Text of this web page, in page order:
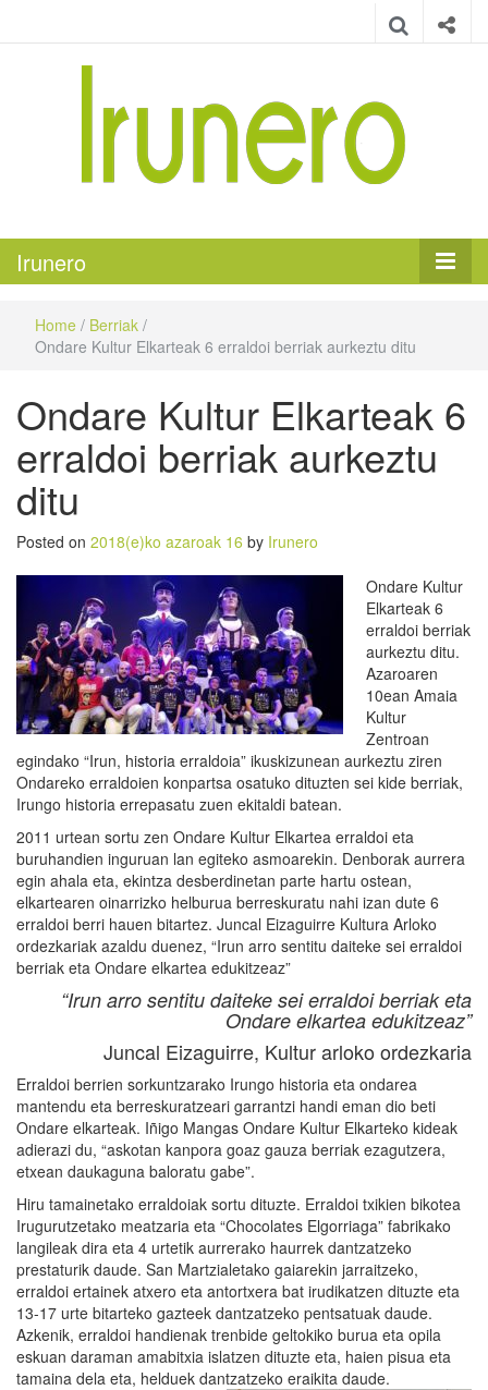
Irunero
Home / Berriak /
Ondare Kultur Elkarteak 6 erraldoi berriak aurkeztu ditu
Ondare Kultur Elkarteak 6
erraldoi berriak aurkeztu
ditu
Posted on 2018(e)ko azaroak 16 by Irunero
Ondare Kultur
Elkarteak 6
erraldoi berriak
aurkeztu ditu.
Azaroaren
10ean Amaia
Kultur
Zentroan
egindako “Irun, historia erraldoia” ikuskizunean aurkeztu ziren
Ondareko erraldoien konpartsa osatuko dituzten sei kide berriak,
Irungo historia errepasatu zuen ekitaldi batean.
2011 urtean sortu zen Ondare Kultur Elkartea erraldoi eta
buruhandien inguruan lan egiteko asmoarekin. Denborak aurrera
egin ahala eta, ekintza desberdinetan parte hartu ostean,
elkartearen oinarrizko helburua berreskuratu nahi izan dute 6
erraldoi berri hauen bitartez. Juncal Eizaguirre Kultura Arloko
ordezkariak azaldu duenez, “Irun arro sentitu daiteke sei erraldoi
berriak eta Ondare elkartea edukitzeaz”
“Irun arro sentitu daiteke sei erraldoi berriak eta
Ondare elkartea edukitzeaz”
Juncal Eizaguirre, Kultur arloko ordezkaria
Erraldoi berrien sorkuntzarako Irungo historia eta ondarea
mantendu eta berreskuratzeari garrantzi handi eman dio beti
Ondare elkarteak. Iñigo Mangas Ondare Kultur Elkarteko kideak
adierazi du, “askotan kanpora goaz gauza berriak ezagutzera,
etxean daukaguna baloratu gabe”.
Hiru tamainetako erraldoiak sortu dituzte. Erraldoi txikien bikotea
Irugurutzetako meatzaria eta “Chocolates Elgorriaga” fabrikako
langileak dira eta 4 urtetik aurrerako haurrek dantzatzeko
prestaturik daude. San Martzialetako gaiarekin jarraitzeko,
erraldoi ertainek atxero eta antortxera bat irudikatzen dituzte eta
13-17 urte bitarteko gazteek dantzatzeko pentsatuak daude.
Azkenik, erraldoi handienak trenbide geltokiko burua eta opila
eskuan daraman amabitxia islatzen dituzte eta, haien pisua eta
tamaina dela eta, helduek dantzatzeko eraikita daude.